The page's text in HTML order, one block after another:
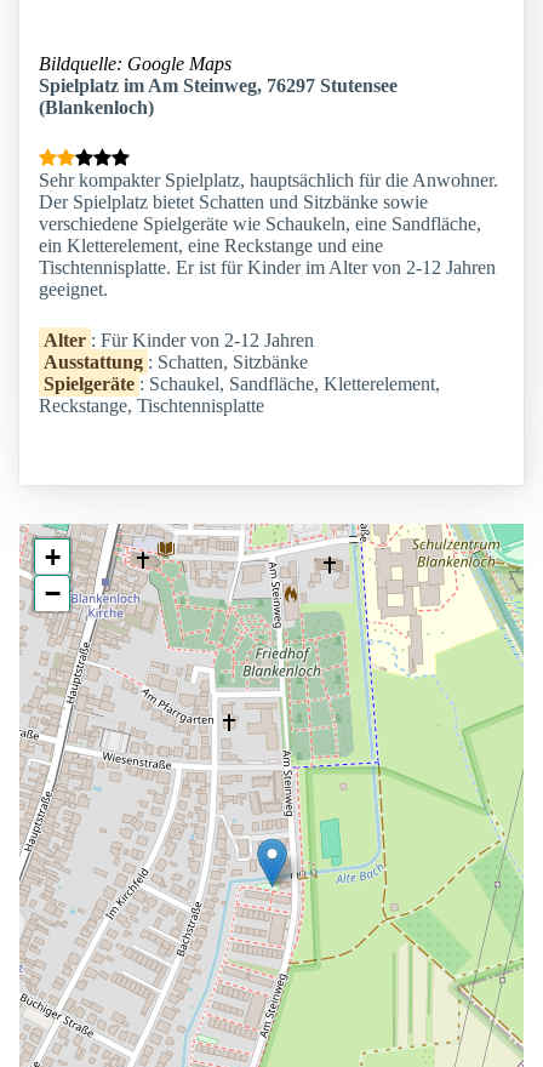
Bildquelle: Google Maps
Spielplatz im Am Steinweg, 76297 Stutensee
(Blankenloch)
Sehr kompakter Spielplatz, hauptsächlich für die Anwohner.
Der Spielplatz bietet Schatten und Sitzbänke sowie
verschiedene Spielgeräte wie Schaukeln, eine Sandfläche,
ein Kletterelement, eine Reckstange und eine
Tischtennisplatte. Er ist für Kinder im Alter von 2-12 Jahren
geeignet.
Alter : Für Kinder von 2-12 Jahren
Ausstattung : Schatten, Sitzbänke
Spielgeräte : Schaukel, Sandfläche, Kletterelement,
Reckstange, Tischtennisplatte
+
−